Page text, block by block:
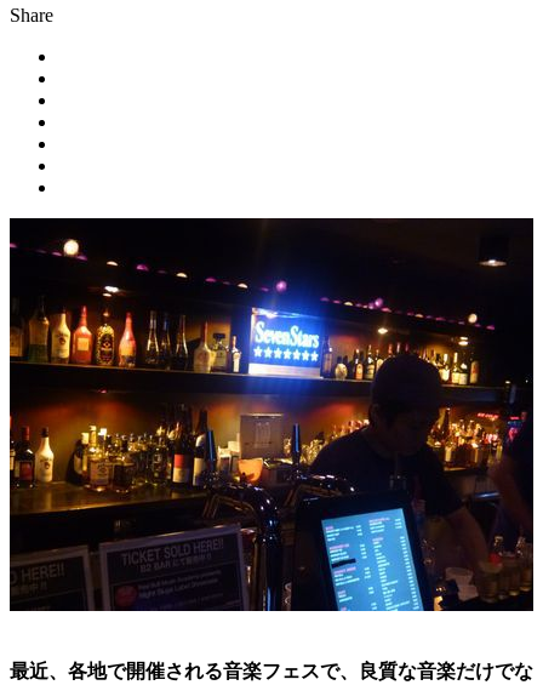
Share
最近、各地で開催される音楽フェスで、良質な音楽だけでな